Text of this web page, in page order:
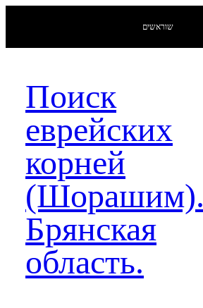
שוראשים
Поиск
еврейских
корней
(Шорашим).
Брянская
область.